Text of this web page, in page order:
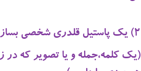
۲) یک پاستیل قلدری شخصی بسازید.
(یک کلمه،جمله و یا تصویر که در